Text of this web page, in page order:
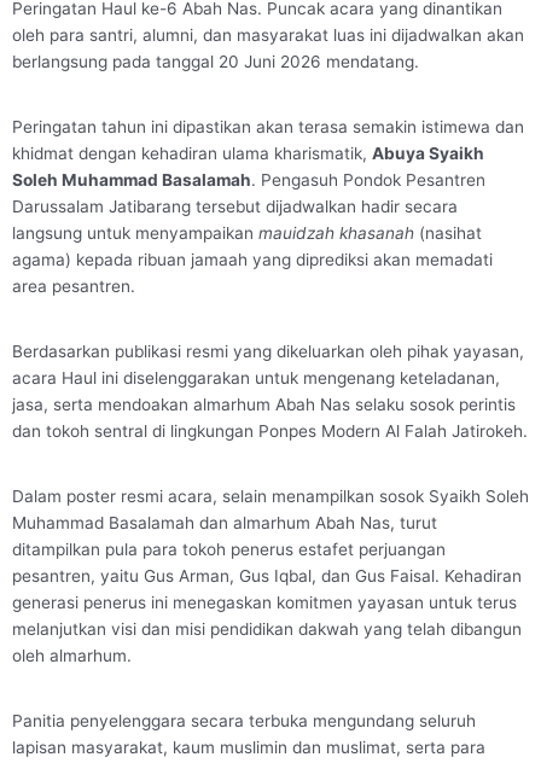
Peringatan Haul ke-6 Abah Nas. Puncak acara yang dinantikan
oleh para santri, alumni, dan masyarakat luas ini dijadwalkan akan
berlangsung pada tanggal 20 Juni 2026 mendatang.
Peringatan tahun ini dipastikan akan terasa semakin istimewa dan
khidmat dengan kehadiran ulama kharismatik, Abuya Syaikh
Soleh Muhammad Basalamah. Pengasuh Pondok Pesantren
Darussalam Jatibarang tersebut dijadwalkan hadir secara
langsung untuk menyampaikan mauidzah khasanah (nasihat
agama) kepada ribuan jamaah yang diprediksi akan memadati
area pesantren.
Berdasarkan publikasi resmi yang dikeluarkan oleh pihak yayasan,
acara Haul ini diselenggarakan untuk mengenang keteladanan,
jasa, serta mendoakan almarhum Abah Nas selaku sosok perintis
dan tokoh sentral di lingkungan Ponpes Modern Al Falah Jatirokeh.
Dalam poster resmi acara, selain menampilkan sosok Syaikh Soleh
Muhammad Basalamah dan almarhum Abah Nas, turut
ditampilkan pula para tokoh penerus estafet perjuangan
pesantren, yaitu Gus Arman, Gus Iqbal, dan Gus Faisal. Kehadiran
generasi penerus ini menegaskan komitmen yayasan untuk terus
melanjutkan visi dan misi pendidikan dakwah yang telah dibangun
oleh almarhum.
Panitia penyelenggara secara terbuka mengundang seluruh
lapisan masyarakat, kaum muslimin dan muslimat, serta para